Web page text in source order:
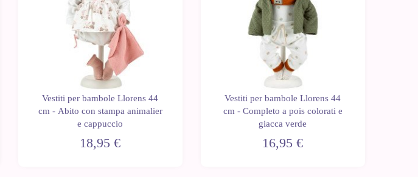
Vestiti per bambole Llorens 44
cm - Abito con stampa animalier
e cappuccio
18,95 €
Vestiti per bambole Llorens 44
cm - Completo a pois colorati e
giacca verde
16,95 €